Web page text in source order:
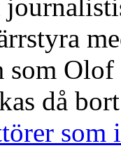
som
då